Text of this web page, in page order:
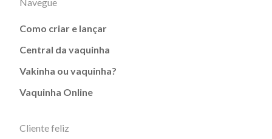
Como criar e lançar
Central da vaquinha
Vakinha ou vaquinha?
Vaquinha Online
Cliente feliz